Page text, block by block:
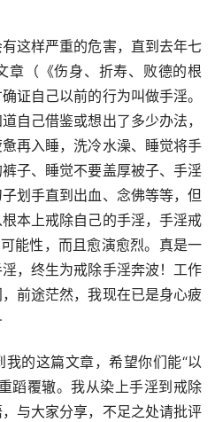
这样严重的危害，直到去年七
章（《伤身、折寿、败德的根
证自己以前的行为叫做手淫。
自己借鉴或想出了多少办法，
再入睡，洗冷水澡、睡觉将手
子、睡觉不要盖厚被子、手淫
划手直到出血、念佛等等，但
本上戒除自己的手淫，手淫戒
能性，而且愈演愈烈。真是一
，终生为戒除手淫奔波！工作
前途茫然，我现在已是身心疲
的这篇文章，希望你们能“以
蹈覆辙。我从染上手淫到戒除
与大家分享，不足之处请批评